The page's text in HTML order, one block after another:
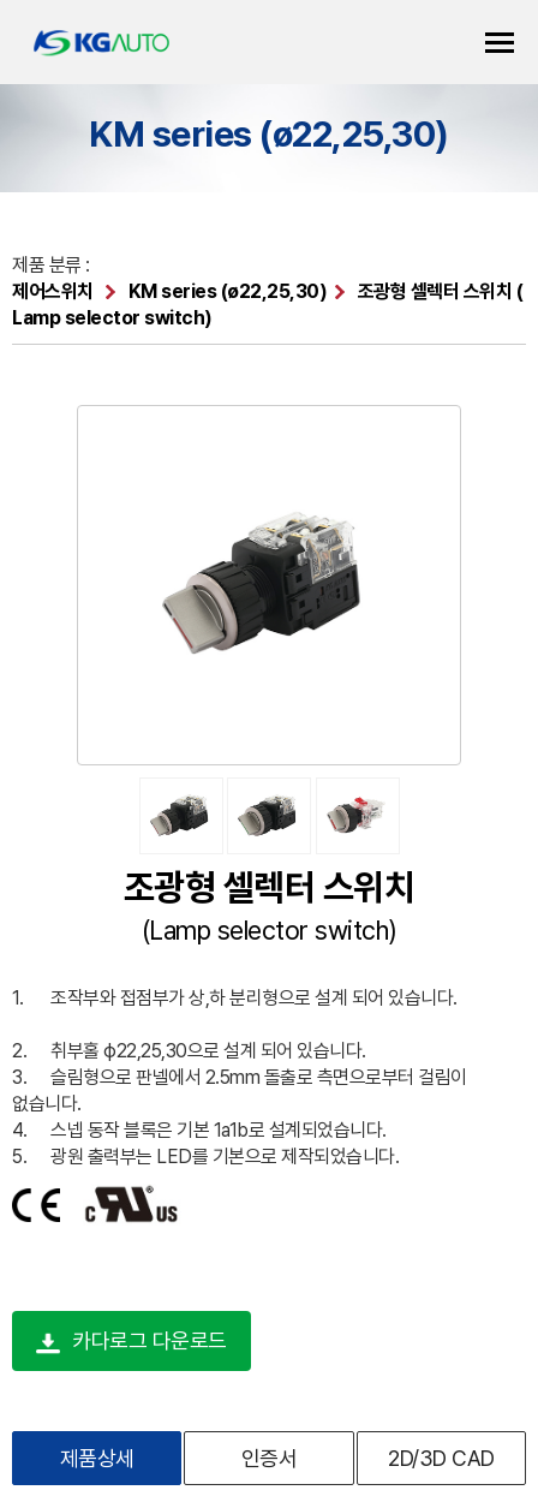
KM series (ø22,25,30)
제품 분류 :
제어스위치
KM series (ø22,25,30)
조광형 셀렉터 스위치 (
Lamp selector switch)
조광형 셀렉터 스위치
(Lamp selector switch)
1. 조작부와 접점부가 상,하 분리형으로 설계 되어 있습니다.
2.
취부홀 ϕ22,25,30으로 설계 되어 있습니다.
3.
슬림형으로 판넬에서 2.5mm 돌출로 측면으로부터 걸림이
없습니다.
4.
스넵 동작 블록은 기본 1a1b로 설계되었습니다.
5.
광원 출력부는 LED를 기본으로 제작되었습니다.
카다로그 다운로드
제품상세 인증서 2D/3D CAD